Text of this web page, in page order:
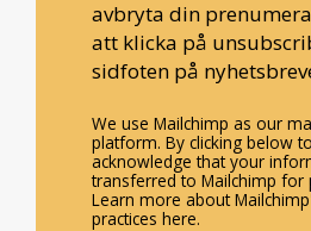
avbryta din
att klicka på
sidfoten på
We use Mailchimp as our
platform. By clicking below
acknowledge that your
transferred to Mailchimp for
Learn more about
practices here.